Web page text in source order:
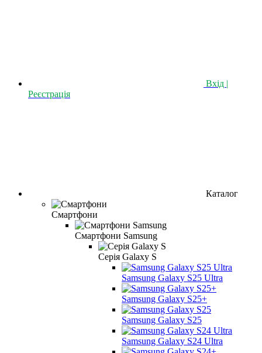
Вхід |
Реєстрація
Каталог
Смартфони
Смартфони Samsung
Серія Galaxy S
Samsung Galaxy S25 Ultra
Samsung Galaxy S25+
Samsung Galaxy S25
Samsung Galaxy S24 Ultra